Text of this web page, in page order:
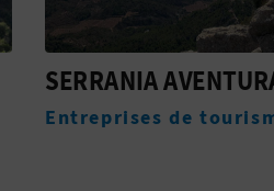
IGLESIA
DE NUESTRA
LOS ÁNGELES EN